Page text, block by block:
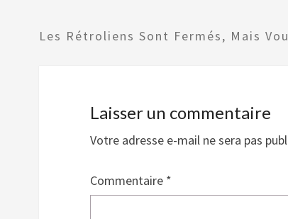
Les Rétroliens Sont Fermés, Mais
Laisser un commentaire
Votre adresse e-mail ne sera pas
Commentaire *